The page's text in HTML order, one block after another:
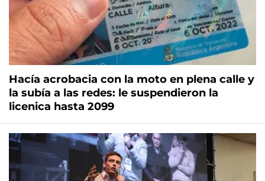
Hacía acrobacia con la moto en plena calle y
la subía a las redes: le suspendieron la
licenica hasta 2099